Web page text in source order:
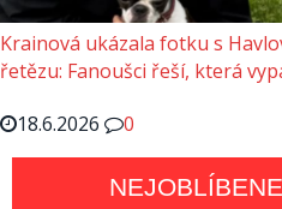
Krainová ukázala fotku s
řetězu: Fanoušci řeší, která
18.6.2026
0